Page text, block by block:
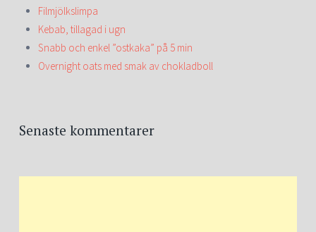
Filmjölkslimpa
Kebab, tillagad i ugn
Snabb och enkel ”ostkaka” på 5 min
Overnight oats med smak av chokladboll
Senaste kommentarer